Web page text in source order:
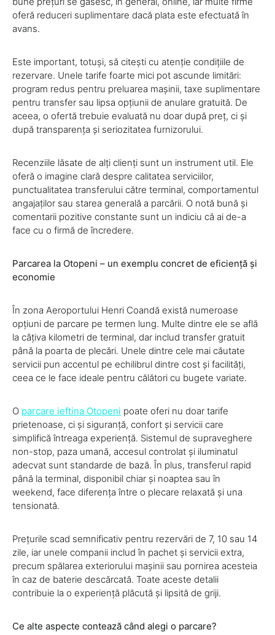
oferă reduceri suplimentare dacă plata este efectuată în
avans.
Este important, totuși, să citești cu atenție condițiile de
rezervare. Unele tarife foarte mici pot ascunde limitări:
program redus pentru preluarea mașinii, taxe suplimentare
pentru transfer sau lipsa opțiunii de anulare gratuită. De
aceea, o ofertă trebuie evaluată nu doar după preț, ci și
după transparența și seriozitatea furnizorului.
Recenziile lăsate de alți clienți sunt un instrument util. Ele
oferă o imagine clară despre calitatea serviciilor,
punctualitatea transferului către terminal, comportamentul
angajaților sau starea generală a parcării. O notă bună și
comentarii pozitive constante sunt un indiciu că ai de-a
face cu o firmă de încredere.
Parcarea la Otopeni – un exemplu concret de eficiență și
economie
În zona Aeroportului Henri Coandă există numeroase
opțiuni de parcare pe termen lung. Multe dintre ele se află
la câțiva kilometri de terminal, dar includ transfer gratuit
până la poarta de plecări. Unele dintre cele mai căutate
servicii pun accentul pe echilibrul dintre cost și facilități,
ceea ce le face ideale pentru călători cu bugete variate.
O parcare ieftina Otopeni poate oferi nu doar tarife
prietenoase, ci și siguranță, confort și servicii care
simplifică întreaga experiență. Sistemul de supraveghere
non-stop, paza umană, accesul controlat și iluminatul
adecvat sunt standarde de bază. În plus, transferul rapid
până la terminal, disponibil chiar și noaptea sau în
weekend, face diferența între o plecare relaxată și una
tensionată.
Prețurile scad semnificativ pentru rezervări de 7, 10 sau 14
zile, iar unele companii includ în pachet și servicii extra,
precum spălarea exteriorului mașinii sau pornirea acesteia
în caz de baterie descărcată. Toate aceste detalii
contribuie la o experiență plăcută și lipsită de griji.
Ce alte aspecte contează când alegi o parcare?